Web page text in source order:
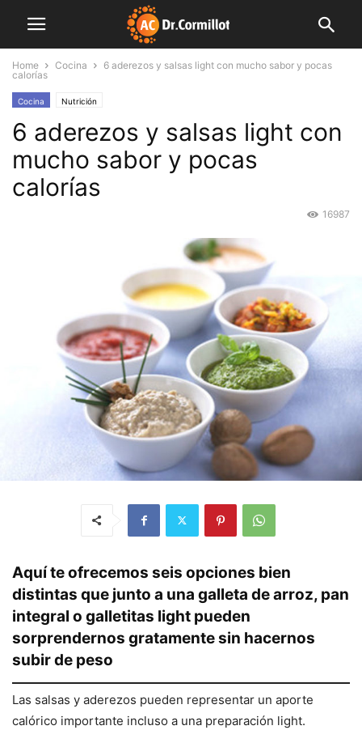
Home Cocina
6 aderezos y salsas light con mucho sabor y pocas
calorías
Cocina Nutrición
6 aderezos y salsas light con
mucho sabor y pocas
calorías
16987
Aquí te ofrecemos seis opciones bien
distintas que junto a una galleta de arroz, pan
integral o galletitas light pueden
sorprendernos gratamente sin hacernos
subir de peso
Las salsas y aderezos pueden representar un aporte
calórico importante incluso a una preparación light.